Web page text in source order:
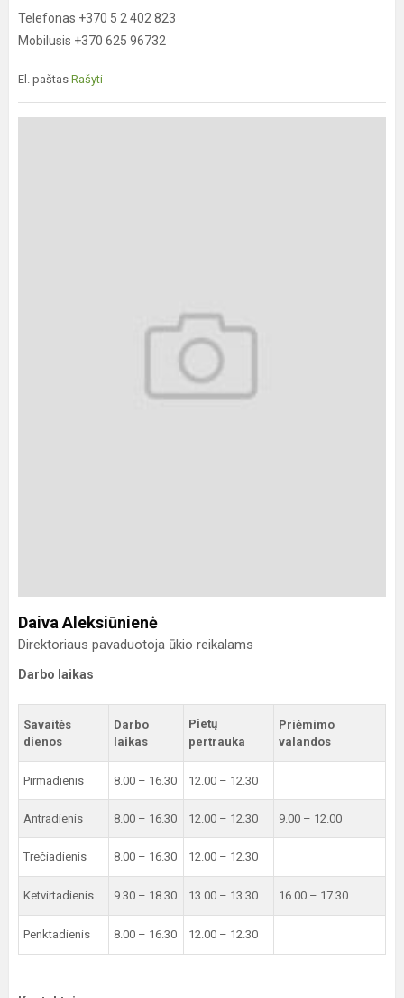
Telefonas +370 5 2 402 823
Mobilusis +370 625 96732
El. paštas Rašyti
Daiva Aleksiūnienė
Direktoriaus pavaduotoja ūkio reikalams
Darbo laikas
Savaitės
dienos
Darbo
laikas
Pietų
pertrauka
Priėmimo
valandos
Pirmadienis 8.00 – 16.30 12.00 – 12.30
Antradienis 8.00 – 16.30 12.00 – 12.30 9.00 – 12.00
Trečiadienis 8.00 – 16.30 12.00 – 12.30
Ketvirtadienis 9.30 – 18.30 13.00 – 13.30 16.00 – 17.30
Penktadienis 8.00 – 16.30 12.00 – 12.30